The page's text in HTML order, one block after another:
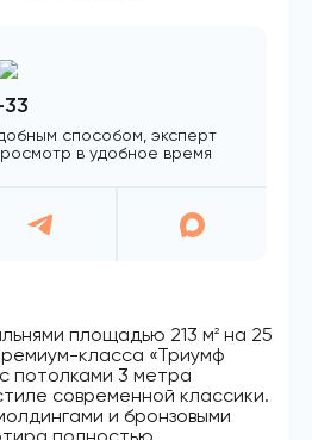
площадью 213 м2 на 25
класса «Триумф
потолками 3 метра
современной классики.
и бронзовыми
способом, эксперт
в удобное время